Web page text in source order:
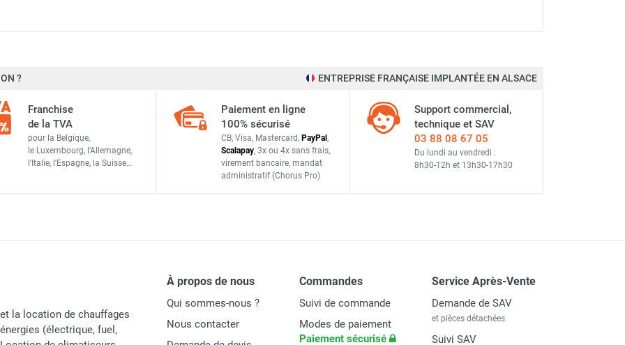
550
155
250
CMISO250
débit Ø 200 mm Minimax CM200 - AXELAIR
laine de verre Ø 125 mm Minimax CMISO125 - AXELAIR
? ENTREPRISE FRANÇAISE IMPLANTÉE EN ALSACE
Franchise
de la TVA
pour la Belgique,
le Luxembourg, l'Allemagne,
l'Italie, l'Espagne, la Suisse…
Paiement en ligne
100% sécurisé
CB, Visa, Mastercard, PayPal,
Scalapay, 3x ou 4x sans frais,
virement bancaire, mandat
administratif (Chorus Pro)
Support commercial,
technique et SAV
03 88 08 67 05
Du lundi au vendredi :
8h30-12h et 13h30-17h30
la location de chauffages
(électrique, fuel,
À propos de nous
Qui sommes-nous ?
Nous contacter
Commandes
Suivi de commande
Modes de paiement
Paiement sécurisé
Service Après-Vente
Demande de SAV
et pièces détachées
Suivi SAV